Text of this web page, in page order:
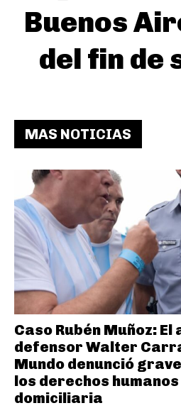
Buenos
del fin de
MAS NOTICIAS
Caso Rubén Muñoz: El
defensor Walter
Mundo denunció
los derechos
domiciliaria